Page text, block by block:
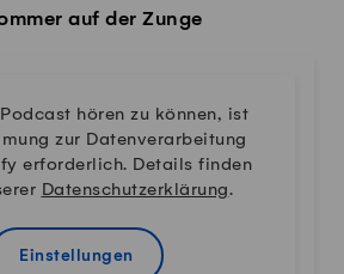
auf der Zunge
hören zu können, ist
zur Datenverarbeitung
erforderlich. Details finden
Datenschutzerklärung.
Einstellungen